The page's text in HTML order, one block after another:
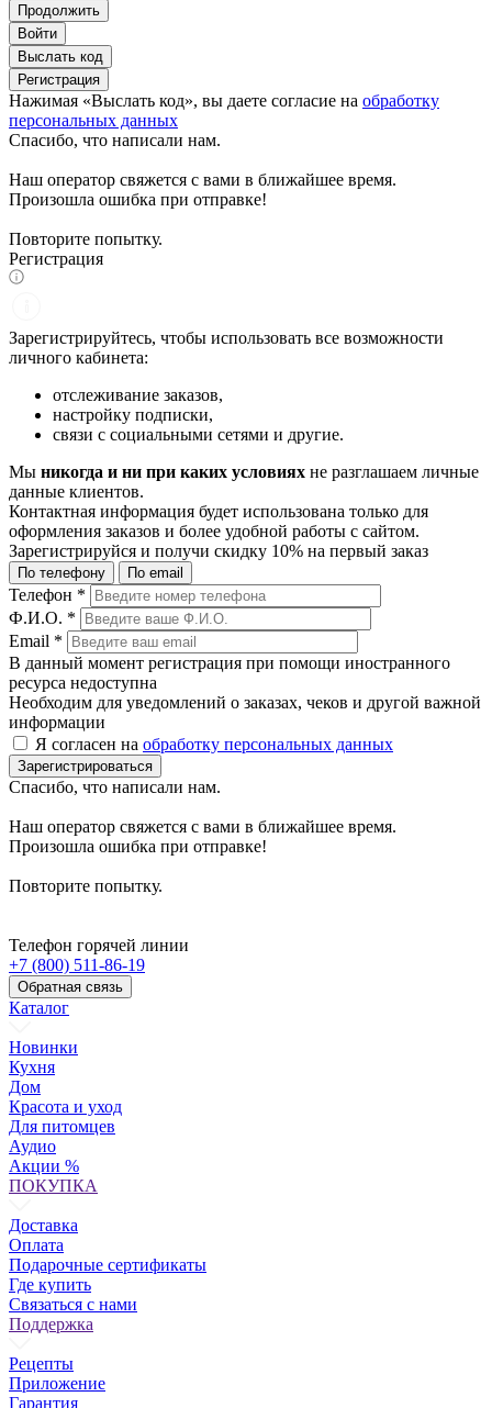
Продолжить
Войти
Выслать код
Регистрация
Нажимая «Выслать код», вы даете согласие на обработку
персональных данных
Спасибо, что написали нам.
Наш оператор свяжется с вами в ближайшее время.
Произошла ошибка при отправке!
Повторите попытку.
Регистрация
Зарегистрируйтесь, чтобы использовать все возможности
личного кабинета:
отслеживание заказов,
настройку подписки,
связи с социальными сетями и другие.
Мы никогда и ни при каких условиях не разглашаем личные
данные клиентов.
Контактная информация будет использована только для
оформления заказов и более удобной работы с сайтом.
Зарегистрируйся и получи скидку 10% на первый заказ
По телефону По email
Телефон *
Ф.И.О. *
Email *
В данный момент регистрация при помощи иностранного
ресурса недоступна
Необходим для уведомлений о заказах, чеков и другой важной
информации
Я согласен на обработку персональных данных
Зарегистрироваться
Спасибо, что написали нам.
Наш оператор свяжется с вами в ближайшее время.
Произошла ошибка при отправке!
Повторите попытку.
Телефон горячей линии
+7 (800) 511-86-19
Обратная связь
Каталог
Новинки
Кухня
Дом
Красота и уход
Для питомцев
Аудио
Акции %
ПОКУПКА
Доставка
Оплата
Подарочные сертификаты
Где купить
Связаться с нами
Поддержка
Рецепты
Приложение
Гарантия